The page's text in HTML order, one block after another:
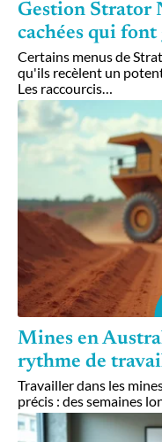
Gestion Strator
cachées qui
Certains menus de
qu'ils recèlent un
Les raccourcis…
Mines en
rythme de
Travailler dans les
précis : des semaines